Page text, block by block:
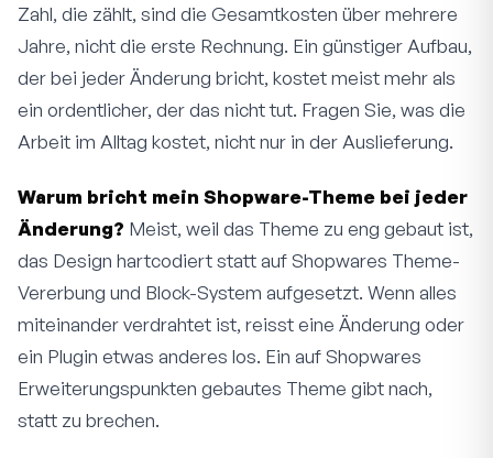
Zahl, die zählt, sind die Gesamtkosten über mehrere
Jahre, nicht die erste Rechnung. Ein günstiger Aufbau,
der bei jeder Änderung bricht, kostet meist mehr als
ein ordentlicher, der das nicht tut. Fragen Sie, was die
Arbeit im Alltag kostet, nicht nur in der Auslieferung.
Warum bricht mein Shopware-Theme bei jeder
Änderung? Meist, weil das Theme zu eng gebaut ist,
das Design hartcodiert statt auf Shopwares Theme-
Vererbung und Block-System aufgesetzt. Wenn alles
miteinander verdrahtet ist, reisst eine Änderung oder
ein Plugin etwas anderes los. Ein auf Shopwares
Erweiterungspunkten gebautes Theme gibt nach,
statt zu brechen.